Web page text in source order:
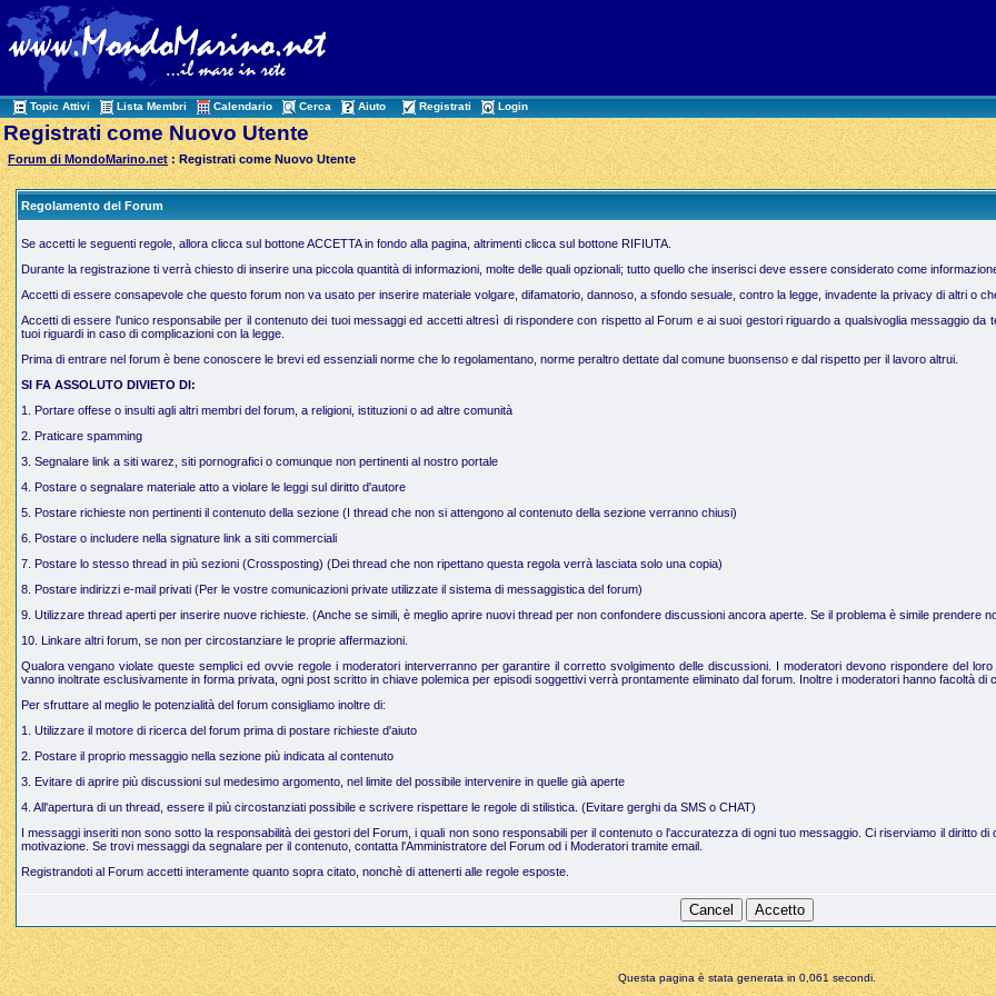
Topic Attivi Lista Membri Calendario Cerca Aiuto Registrati Login
Registrati come Nuovo Utente
Forum di MondoMarino.net : Registrati come Nuovo Utente
Regolamento del Forum
Se accetti le seguenti regole, allora clicca sul bottone ACCETTA in fondo alla pagina, altrimenti clicca sul bottone RIFIUTA.
Durante la registrazione ti verrà chiesto di inserire una piccola quantità di informazioni, molte delle quali opzionali; tutto quello che inserisci deve essere considerato come
Accetti di essere consapevole che questo forum non va usato per inserire materiale volgare, difamatorio, dannoso, a sfondo sesuale, contro la legge, invadente la privacy di altri o
Accetti di essere l'unico responsabile per il contenuto dei tuoi messaggi ed accetti altresì di rispondere con rispetto al Forum e ai suoi gestori riguardo a qualsivoglia messaggio
tuoi riguardi in caso di complicazioni con la legge.
Prima di entrare nel forum è bene conoscere le brevi ed essenziali norme che lo regolamentano, norme peraltro dettate dal comune buonsenso e dal rispetto per il lavoro altrui.
SI FA ASSOLUTO DIVIETO DI:
1. Portare offese o insulti agli altri membri del forum, a religioni, istituzioni o ad altre comunità
2. Praticare spamming
3. Segnalare link a siti warez, siti pornografici o comunque non pertinenti al nostro portale
4. Postare o segnalare materiale atto a violare le leggi sul diritto d'autore
5. Postare richieste non pertinenti il contenuto della sezione (I thread che non si attengono al contenuto della sezione verranno chiusi)
6. Postare o includere nella signature link a siti commerciali
7. Postare lo stesso thread in più sezioni (Crossposting) (Dei thread che non ripettano questa regola verrà lasciata solo una copia)
8. Postare indirizzi e-mail privati (Per le vostre comunicazioni private utilizzate il sistema di messaggistica del forum)
9. Utilizzare thread aperti per inserire nuove richieste. (Anche se simili, è meglio aprire nuovi thread per non confondere discussioni ancora aperte. Se il problema è simile prendere
10. Linkare altri forum, se non per circostanziare le proprie affermazioni.
Qualora vengano violate queste semplici ed ovvie regole i moderatori interverranno per garantire il corretto svolgimento delle discussioni. I moderatori devono rispondere del
vanno inoltrate esclusivamente in forma privata, ogni post scritto in chiave polemica per episodi soggettivi verrà prontamente eliminato dal forum. Inoltre i moderatori hanno facoltà di
Per sfruttare al meglio le potenzialità del forum consigliamo inoltre di:
1. Utilizzare il motore di ricerca del forum prima di postare richieste d'aiuto
2. Postare il proprio messaggio nella sezione più indicata al contenuto
3. Evitare di aprire più discussioni sul medesimo argomento, nel limite del possibile intervenire in quelle già aperte
4. All'apertura di un thread, essere il più circostanziati possibile e scrivere rispettare le regole di stilistica. (Evitare gerghi da SMS o CHAT)
I messaggi inseriti non sono sotto la responsabilità dei gestori del Forum, i quali non sono responsabili per il contenuto o l'accuratezza di ogni tuo messaggio. Ci riserviamo il diritto
motivazione. Se trovi messaggi da segnalare per il contenuto, contatta l'Amministratore del Forum od i Moderatori tramite email.
Registrandoti al Forum accetti interamente quanto sopra citato, nonchè di attenerti alle regole esposte.
Questa pagina è stata generata in 0,061 secondi.